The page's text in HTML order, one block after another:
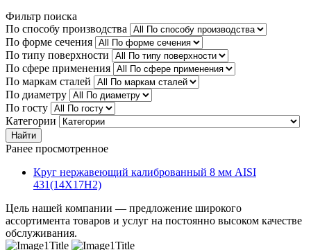
Фильтр поиска
По способу производства
По форме сечения
По типу поверхности
По сфере применения
По маркам сталей
По диаметру
По госту
Категории
Найти
Ранее просмотренное
Круг нержавеющий калиброванный 8 мм AISI
431(14Х17Н2)
Цель нашей компании — предложение широкого
ассортимента товаров и услуг на постоянно высоком качестве
обслуживания.